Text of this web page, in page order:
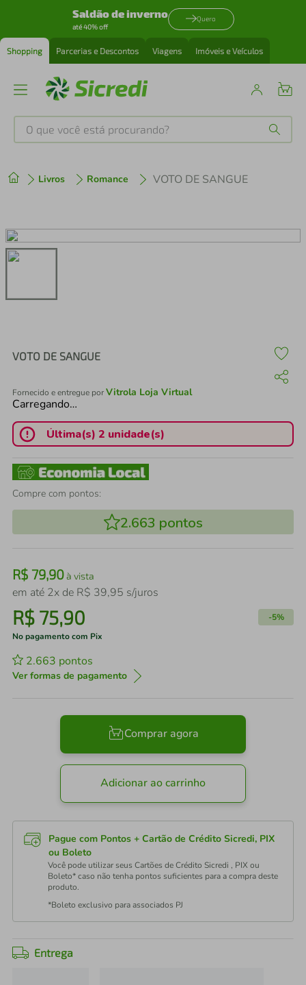
Saldão de inverno
até 40% off
Quero
Shopping Parcerias e Descontos Viagens Imóveis e Veículos
O que você está procurando?
Livros Romance VOTO DE SANGUE
VOTO DE SANGUE
Fornecido e entregue porVitrola Loja Virtual
Carregando…
Última(s) 2 unidade(s)
Compre com pontos:
2.663 pontos
R$ 79,90à vista
em até 2x de R$ 39,95 s/juros
R$ 75,90 -5%
No pagamento com Pix
2.663 pontos
Ver formas de pagamento
Comprar agora
Adicionar ao carrinho
Pague com Pontos + Cartão de Crédito Sicredi, PIX
ou Boleto
Você pode utilizar seus Cartões de Crédito Sicredi , PIX ou
Boleto* caso não tenha pontos suficientes para a compra deste
produto.
*Boleto exclusivo para associados PJ
Entrega
2º cafeteira